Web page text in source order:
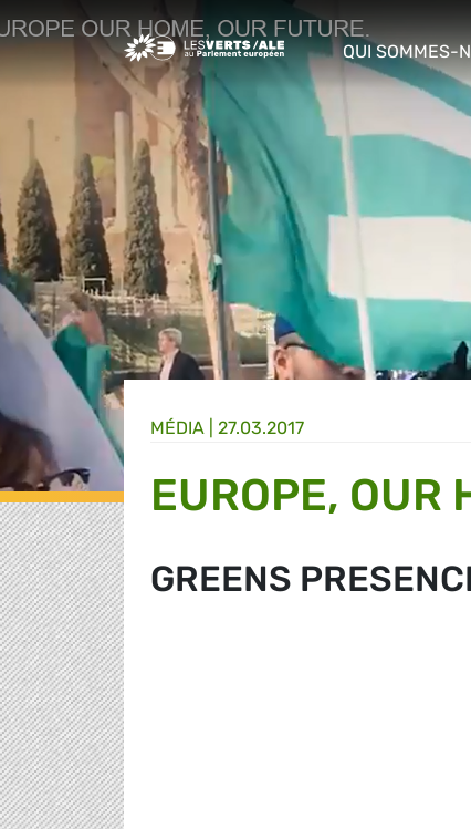
Greens/EFA Home
QUI SOMMES-
show/hide sub
MÉDIA 27.03.2017
EUROPE, OUR
GREENS